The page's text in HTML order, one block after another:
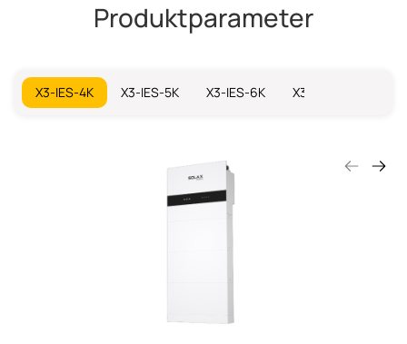
Produktparameter
X3-IES-4K X3-IES-5K X3-IES-6K X3-IES-8K